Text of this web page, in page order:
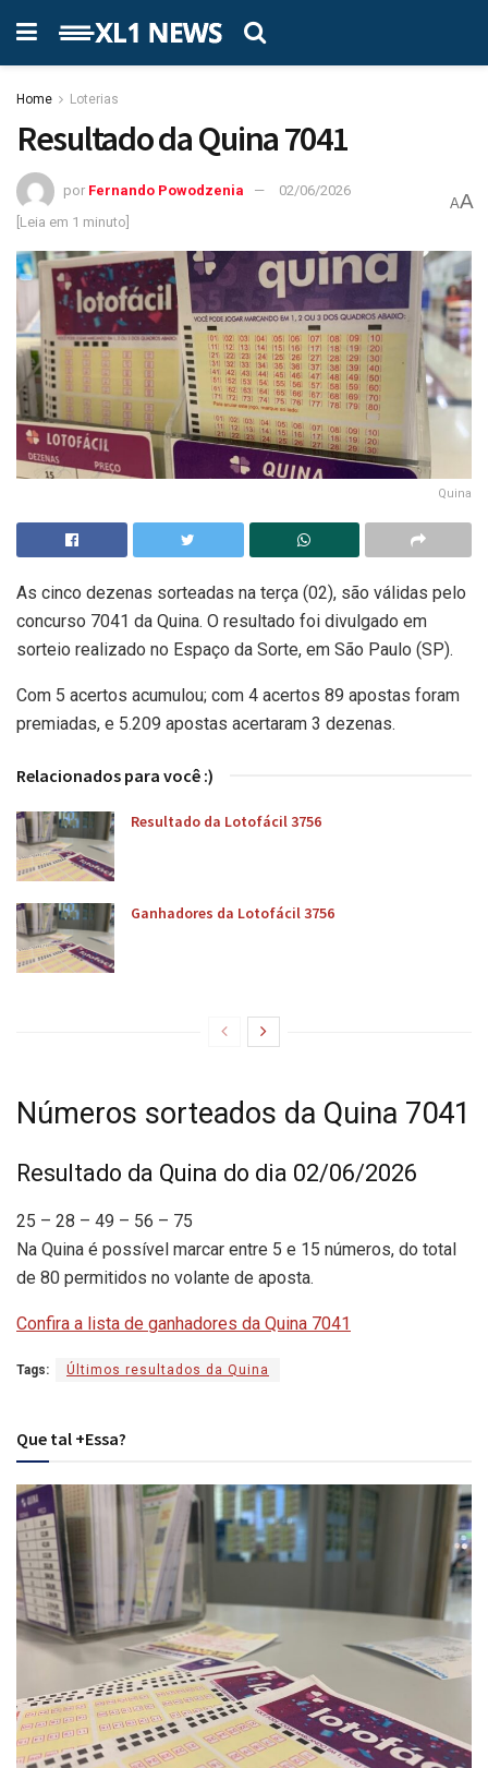
Home Loterias
Resultado da Quina 7041
por Fernando Powodzenia
02/06/2026
[Leia em 1 minuto]
AA
Quina
As cinco dezenas sorteadas na terça (02), são válidas pelo
concurso 7041 da Quina. O resultado foi divulgado em
sorteio realizado no Espaço da Sorte, em São Paulo (SP).
Com 5 acertos acumulou; com 4 acertos 89 apostas foram
premiadas, e 5.209 apostas acertaram 3 dezenas.
Relacionados para você :)
Resultado da Lotofácil 3756
Ganhadores da Lotofácil 3756
Números sorteados da Quina 7041
Resultado da Quina do dia 02/06/2026
25 – 28 – 49 – 56 – 75
Na Quina é possível marcar entre 5 e 15 números, do total
de 80 permitidos no volante de aposta.
Confira a lista de ganhadores da Quina 7041
Tags: Últimos resultados da Quina
Que tal +Essa?